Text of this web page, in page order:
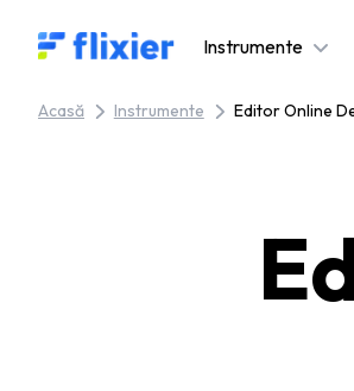
Flixier logo - Home Instrumente
Acasă Instrumente Editor Online